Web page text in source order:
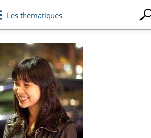
Les thématiques